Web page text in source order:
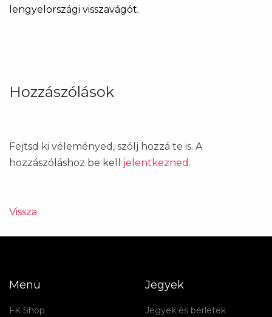
lengyelországi visszavágót.
Hozzászólások
Fejtsd ki véleményed, szólj hozzá te is. A
hozzászóláshoz be kell jelentkezned .
Vissza
Menü
FK Shop
Jegyek
Jegyek és bérletek